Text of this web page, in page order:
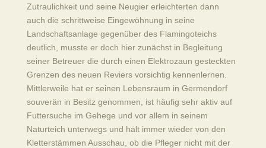
Zutraulichkeit und seine Neugier erleichterten dann
auch die schrittweise Eingewöhnung in seine
Landschaftsanlage gegenüber des Flamingoteichs
deutlich, musste er doch hier zunächst in Begleitung
seiner Betreuer die durch einen Elektrozaun gesteckten
Grenzen des neuen Reviers vorsichtig kennenlernen.
Mittlerweile hat er seinen Lebensraum in Germendorf
souverän in Besitz genommen, ist häufig sehr aktiv auf
Futtersuche im Gehege und vor allem in seinem
Naturteich unterwegs und hält immer wieder von den
Kletterstämmen Ausschau, ob die Pfleger nicht mit der